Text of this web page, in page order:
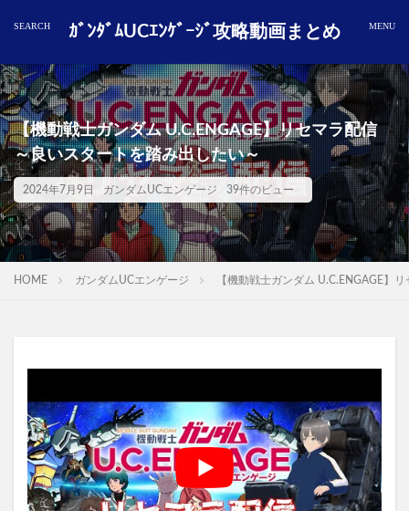
ｶﾞﾝﾀﾞﾑUCｴﾝｹﾞｰｼﾞ攻略動画まとめ
【機動戦士ガンダム U.C.ENGAGE】リセマラ配信
～良いスタートを踏み出したい～
2024年7月9日 ガンダムUCエンゲージ 39件のビュー
HOME ガンダムUCエンゲージ 【機動戦士ガンダム U.C.ENGAGE】